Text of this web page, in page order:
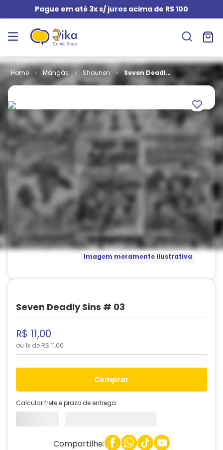
Pague em até 3x s/ juros acima de R$ 100
Mangás Shounen
Seven Deadly
Sins # 03
Imagem meramente ilustrativa
Seven Deadly Sins # 03
R$ 11,00
ou 1x de R$ 11,00
comprar
Calcular frete e prazo de entrega
Compartilhe: